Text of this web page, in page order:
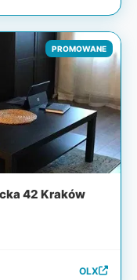
PROMOWANE
42 Kraków
OLX